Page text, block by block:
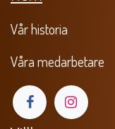
Vår historia
Våra medarbetare